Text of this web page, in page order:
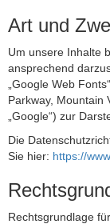
Art und
Um unsere Inhalte
ansprechend
„Google Web
Parkway, Mountain
„Google“) zur
Die
Sie hier: https://
Rechtsgrundlage